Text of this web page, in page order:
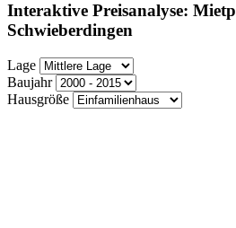
Interaktive Preisanalyse:
Schwieberdingen
Lage
Baujahr
Hausgröße